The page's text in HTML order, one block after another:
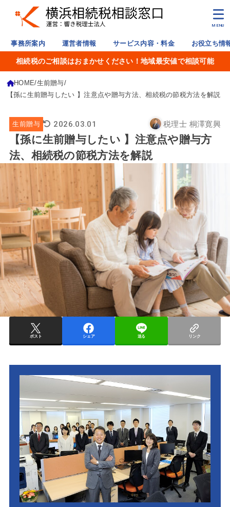
事務所案内 運営者情報 サービス内容・料金 お役立ち情
MENU
相続税のご相談はおまかせください！地域最安値で相談可能
HOME 生前贈与
【孫に生前贈与したい 】注意点や贈与方法、相続税の節税方法を解説
生前贈与 2026.03.01 税理士 桐澤寛興
【孫に生前贈与したい 】注意点や贈与方
法、相続税の節税方法を解説
ポスト シェア 送る リンク